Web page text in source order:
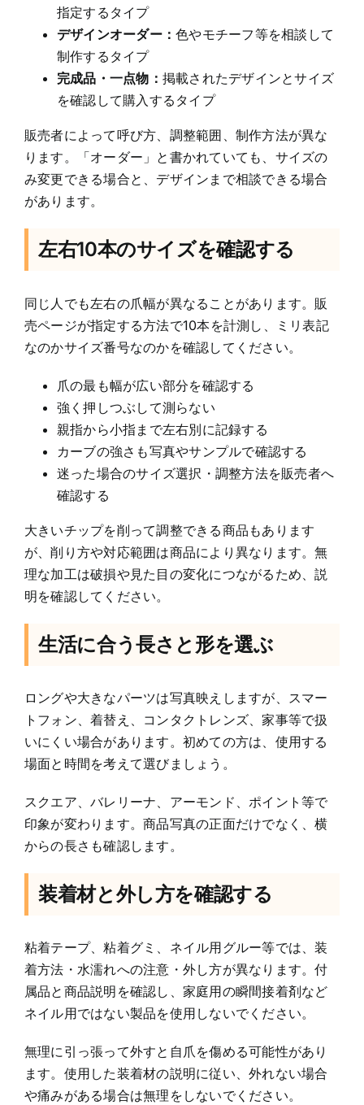
指定するタイプ
デザインオーダー：色やモチーフ等を相談して
制作するタイプ
完成品・一点物： 掲載されたデザインとサイズ
を確認して購入するタイプ
販売者によって呼び方、調整範囲、制作方法が異な
ります。「オーダー」と書かれていても、サイズの
み変更できる場合と、デザインまで相談できる場合
があります。
左右10本のサイズを確認する
同じ人でも左右の爪幅が異なることがあります。販
売ページが指定する方法で10本を計測し、ミリ表記
なのかサイズ番号なのかを確認してください。
爪の最も幅が広い部分を確認する
強く押しつぶして測らない
親指から小指まで左右別に記録する
カーブの強さも写真やサンプルで確認する
迷った場合のサイズ選択・調整方法を販売者へ
確認する
大きいチップを削って調整できる商品もあります
が、削り方や対応範囲は商品により異なります。無
理な加工は破損や見た目の変化につながるため、説
明を確認してください。
生活に合う長さと形を選ぶ
ロングや大きなパーツは写真映えしますが、スマー
トフォン、着替え、コンタクトレンズ、家事等で扱
いにくい場合があります。初めての方は、使用する
場面と時間を考えて選びましょう。
スクエア、バレリーナ、アーモンド、ポイント等で
印象が変わります。商品写真の正面だけでなく、横
からの長さも確認します。
装着材と外し方を確認する
粘着テープ、粘着グミ、ネイル用グルー等では、装
着方法・水濡れへの注意・外し方が異なります。付
属品と商品説明を確認し、家庭用の瞬間接着剤など
ネイル用ではない製品を使用しないでください。
無理に引っ張って外すと自爪を傷める可能性があり
ます。使用した装着材の説明に従い、外れない場合
や痛みがある場合は無理をしないでください。